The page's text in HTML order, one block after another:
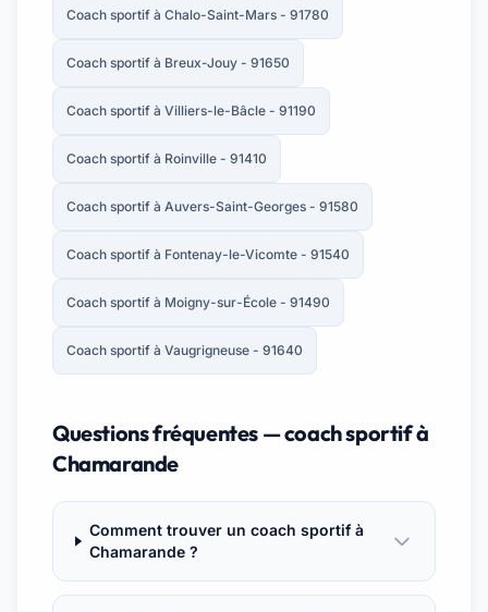
Coach sportif à Chalo-Saint-Mars - 91780
Coach sportif à Breux-Jouy - 91650
Coach sportif à Villiers-le-Bâcle - 91190
Coach sportif à Roinville - 91410
Coach sportif à Auvers-Saint-Georges - 91580
Coach sportif à Fontenay-le-Vicomte - 91540
Coach sportif à Moigny-sur-École - 91490
Coach sportif à Vaugrigneuse - 91640
Questions fréquentes — coach sportif à
Chamarande
Comment trouver un coach sportif à
Chamarande ?